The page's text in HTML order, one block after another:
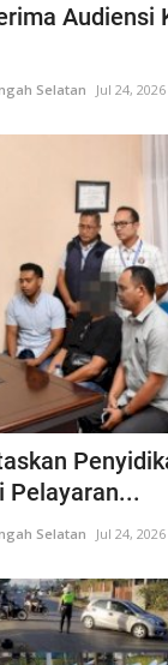
Audiensi
Selatan Jul 24, 2026
Pelayaran...
Selatan Jul 24, 2026